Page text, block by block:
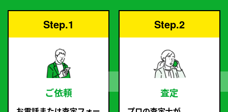
Step.1
ご依頼
Step.2
査定